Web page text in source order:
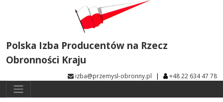
Polska Izba Producentów na Rzecz
Obronności Kraju
izba@przemysl-obronny.pl | +48 22 634 47 78